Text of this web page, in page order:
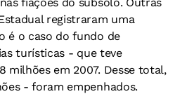
registraram uma
é o caso do fundo de
turísticas - que teve
milhões em 2007. Desse total,
- foram empenhados.